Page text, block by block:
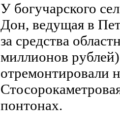
У богучарского
Дон, ведущая в
за средства
миллионов
отремонтировали
понтонах.